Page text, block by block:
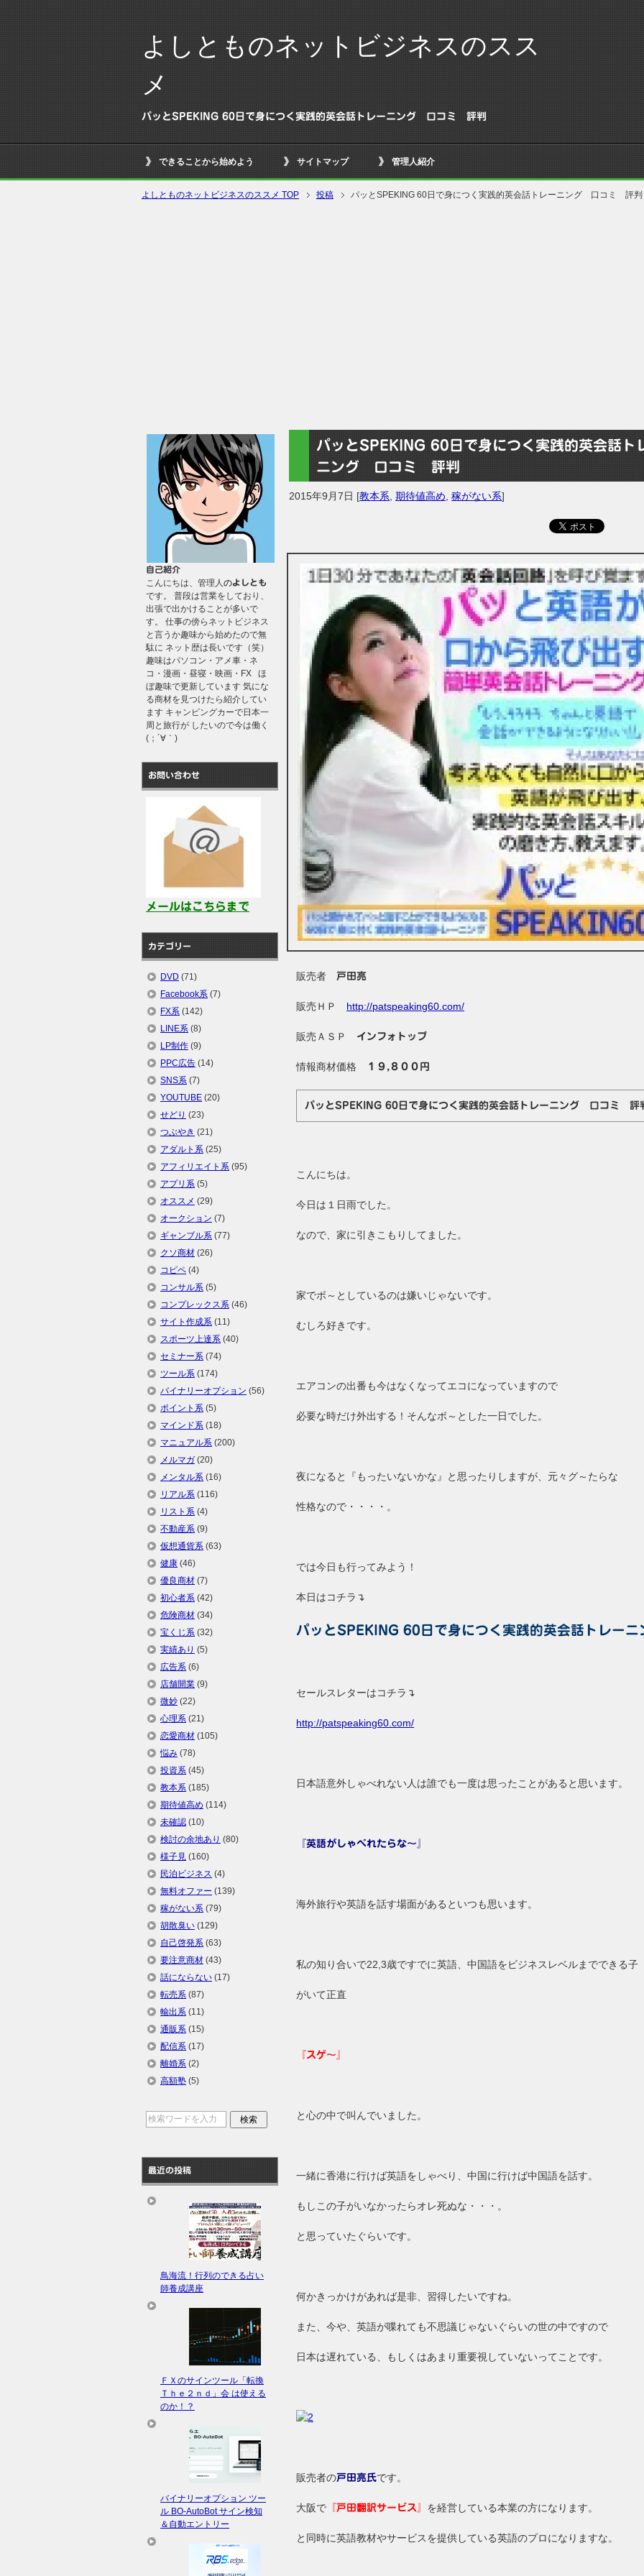
よしとものネットビジネスのスス
メ
パッとSPEKING 60日で身につく実践的英会話トレーニング 口コミ 評判
できることから始めよう サイトマップ 管理人紹介
よしとものネットビジネスのススメ TOP 投稿 パッとSPEKING 60日で身につく実践的英会話トレーニング 口コミ 評判
パッとSPEKING 60日で身につく実践的英会話ト
ニング 口コミ 評判
2015年9月7日 [教本系 ,期待値高め ,稼がない系]
販売者戸田亮
販売ＨＰ http://patspeaking60.com/
販売ＡＳＰ インフォトップ
情報商材価格 １９,８００円
パッとSPEKING 60日で身につく実践的英会話トレーニング 口コミ 評
こんにちは。
今日は１日雨でした。
なので、家に引きこもりしてました。
家でボ～としているのは嫌いじゃないです。
むしろ好きです。
エアコンの出番も今はなくなってエコになっていますので
必要な時だけ外出する！そんなボ～とした一日でした。
夜になると『もったいないかな』と思ったりしますが、元々グ～たらな
性格なので・・・・。
では今日も行ってみよう！
本日はコチラ↴
パッとSPEKING 60日で身につく実践的英会話トレーニ
セールスレターはコチラ↴
http://patspeaking60.com/
日本語意外しゃべれない人は誰でも一度は思ったことがあると思います。
『英語がしゃべれたらな～』
海外旅行や英語を話す場面があるといつも思います。
私の知り合いで22,3歳ですでに英語、中国語をビジネスレベルまでできる子
がいて正直
『スゲ～』
と心の中で叫んでいました。
一緒に香港に行けば英語をしゃべり、中国に行けば中国語を話す。
もしこの子がいなかったらオレ死ぬな・・・。
と思っていたぐらいです。
何かきっかけがあれば是非、習得したいですね。
また、今や、英語が喋れても不思議じゃないぐらいの世の中ですので
日本は遅れている、もしくはあまり重要視していないってことです。
販売者の戸田亮氏です。
大阪で 『戸田翻訳サービス』 を経営している本業の方になります。
と同時に英語教材やサービスを提供している英語のプロになりますな。
自己紹介
こんにちは、管理人のよしとも
です。 普段は営業をしており、
出張で出かけることが多いで
す。 仕事の傍らネットビジネス
と言うか趣味から始めたので無
駄に ネット歴は長いです（笑）
趣味はパソコン・アメ車・ネ
コ・漫画・昼寝・映画・FX ほ
ぼ趣味で更新しています 気にな
る商材を見つけたら紹介してい
ます キャンピングカーで日本一
周と旅行が したいので今は働く
(；´∀｀)
お問い合わせ
メールはこちらまで
カテゴリー
DVD (71)
Facebook系 (7)
FX系 (142)
LINE系 (8)
LP制作 (9)
PPC広告 (14)
SNS系 (7)
YOUTUBE (20)
せどり (23)
つぶやき (21)
アダルト系 (25)
アフィリエイト系 (95)
アプリ系 (5)
オススメ (29)
オークション (7)
ギャンブル系 (77)
クソ商材 (26)
コピペ (4)
コンサル系 (5)
コンプレックス系 (46)
サイト作成系 (11)
スポーツ上達系 (40)
セミナー系 (74)
ツール系 (174)
バイナリーオプション (56)
ポイント系 (5)
マインド系 (18)
マニュアル系 (200)
メルマガ (20)
メンタル系 (16)
リアル系 (116)
リスト系 (4)
不動産系 (9)
仮想通貨系 (63)
健康 (46)
優良商材 (7)
初心者系 (42)
危険商材 (34)
宝くじ系 (32)
実績あり (5)
広告系 (6)
店舗開業 (9)
微妙 (22)
心理系 (21)
恋愛商材 (105)
悩み (78)
投資系 (45)
教本系 (185)
期待値高め (114)
未確認 (10)
検討の余地あり (80)
様子見 (160)
民泊ビジネス (4)
無料オファー (139)
稼がない系 (79)
胡散臭い (129)
自己啓発系 (63)
要注意商材 (43)
話にならない (17)
転売系 (87)
輸出系 (11)
通販系 (15)
配信系 (17)
離婚系 (2)
高額塾 (5)
最近の投稿
鳥海流！行列のできる占い
師養成講座
ＦＸのサインツール「転換
Ｔｈｅ２ｎｄ」会 は使える
のか！？
バイナリーオプション ツー
ル BO-AutoBot サイン検知
＆自動エントリー